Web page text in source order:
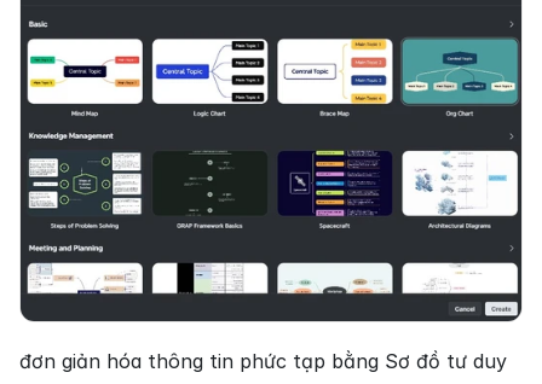
đơn giản hóa thông tin phức tạp bằng Sơ đồ tư duy